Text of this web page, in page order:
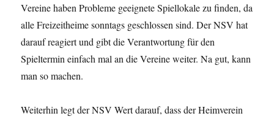
Vereine haben Probleme geeignete Spiellokale zu finden, da
alle Freizeitheime sonntags geschlossen sind. Der NSV hat
darauf reagiert und gibt die Verantwortung für den
Spieltermin einfach mal an die Vereine weiter. Na gut, kann
man so machen.
Weiterhin legt der NSV Wert darauf, dass der Heimverein